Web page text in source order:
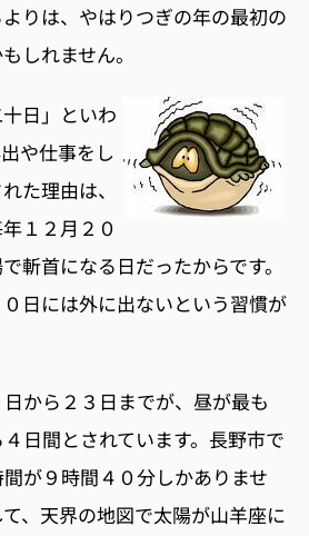
りは、やはりつぎの年の最初の
しれません。
日」といわ
や仕事をし
た理由は、
１２月２０
斬首になる日だったからです。
日には外に出ないという習慣が
日から２３日までが、昼が最も
日間とされています。長野市で
が９時間４０分しかありませ
、天界の地図で太陽が山羊座に